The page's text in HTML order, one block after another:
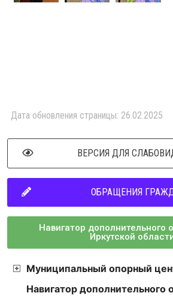
Дата обновления страницы: 26.02.2025
ВЕРСИЯ ДЛЯ
ОБРАЩЕНИЯ
Навигатор дополнительного
Иркутской
Муниципальный опорный
Навигатор дополнительного